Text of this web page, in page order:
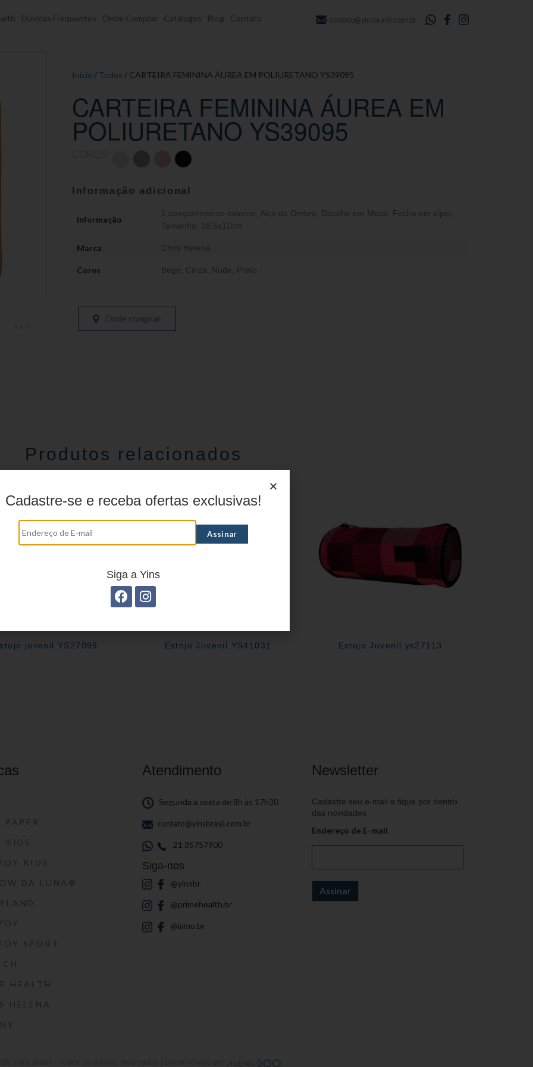
Dúvidas Frequentes Onde Comprar Catálogos Blog Contato contato@yinsbrasil.com.br
Início / Todos / CARTEIRA FEMININA ÁUREA EM POLIURETANO YS39095
CARTEIRA FEMININA ÁUREA EM
POLIURETANO YS39095
Informação adicional
Informação
1 compartimento externo Alça de Ombro Detalhe em Metal Fecho em zíper
Tamanho: 18,5x11cm
Marca Chris Helena
Cores Bege Cinza Nude Preto
Onde comprar
Produtos relacionados
juvenil YS27099 Estojo Juvenil YS41031 Estojo Juvenil ys27113
PAPER
KIDS
KIDS
DA LUNA®
SPORT
HEALTH
HELENA
Atendimento
Segunda a sexta de 8h às 17h30
contato@yinsbrasil.com.br
21 35757900
Siga-nos
@yinsbr
@primehealth.br
@iamo.br
Newsletter
Cadastre seu e-mail e fique por dentro
das novidades
Endereço de E-mail
Cadastre-se e receba ofertas exclusivas!
Siga a Yins